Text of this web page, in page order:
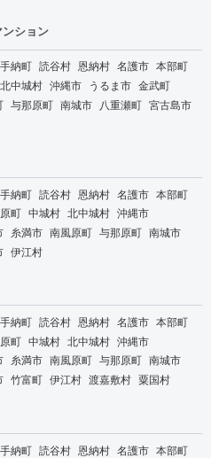
ション
納町 読谷村 恩納村 名護市 本部町
北中城村 沖縄市 うるま市 金武町
与那原町 南城市 八重瀬町 宮古島市
納町 読谷村 恩納村 名護市 本部町
町 中城村 北中城村 沖縄市
糸満市 南風原町 与那原町 南城市
伊江村
納町 読谷村 恩納村 名護市 本部町
町 中城村 北中城村 沖縄市
糸満市 南風原町 与那原町 南城市
竹富町 伊江村 渡嘉敷村 粟国村
納町 読谷村 恩納村 名護市 本部町